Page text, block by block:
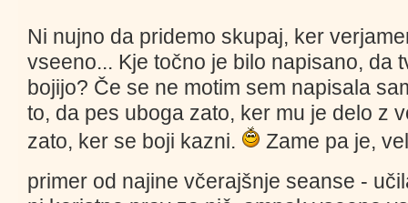
Ni nujno da pridemo skupaj, ker
vseeno... Kje točno je bilo napisano, da
bojijo? Če se ne motim sem napisala
to, da pes uboga zato, ker mu je delo z
zato, ker se boji kazni.
Zame pa je,
primer od najine včerajšnje seanse -